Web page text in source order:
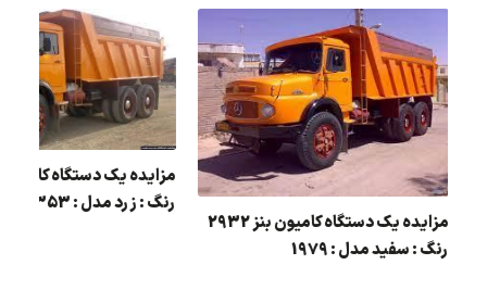
رنگ : زرد مدل : 1353
مزایده یک دستگاه کامیون بنز 2932
رنگ : سفید مدل : 1979